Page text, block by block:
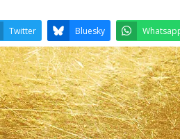
LinkedIn Twitter